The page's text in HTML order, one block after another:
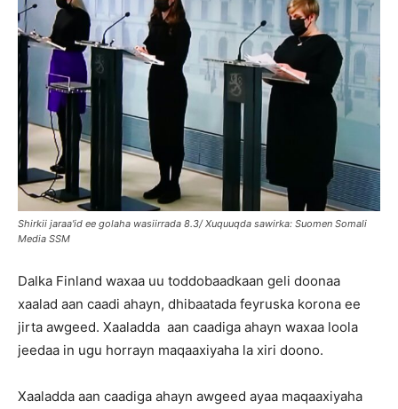
Shirkii jaraa'id ee golaha wasiirrada 8.3/ Xuquuqda sawirka: Suomen Somali
Media SSM
Dalka Finland waxaa uu toddobaadkaan geli doonaa
xaalad aan caadi ahayn, dhibaatada feyruska korona ee
jirta awgeed. Xaaladda aan caadiga ahayn waxaa loola
jeedaa in ugu horrayn maqaaxiyaha la xiri doono.
Xaaladda aan caadiga ahayn awgeed ayaa maqaaxiyaha